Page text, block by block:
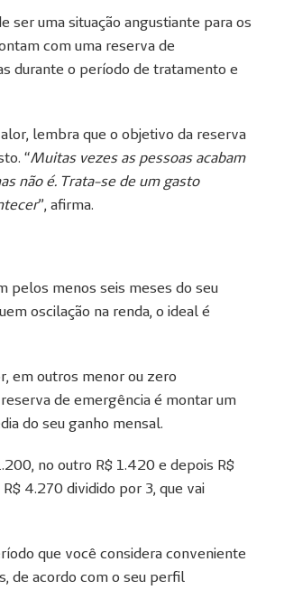
ser uma situação angustiante para os
com uma reserva de
durante o período de tratamento e
lembra que o objetivo da reserva
“Muitas vezes as pessoas acabam
não é. Trata-se de um gasto
”, afirma.
pelos menos seis meses do seu
oscilação na renda, o ideal é
em outros menor ou zero
de emergência é montar um
do seu ganho mensal.
no outro R$ 1.420 e depois R$
4.270 dividido por 3, que vai
que você considera conveniente
de acordo com o seu perfil